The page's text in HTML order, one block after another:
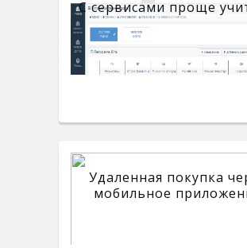
С сервисами проще
Удаленная покупка
мобильное